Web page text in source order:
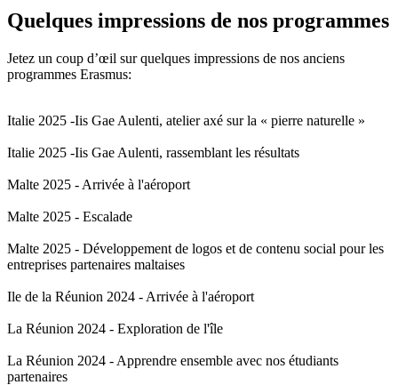
Quelques impressions de nos programmes
Jetez un coup d’œil sur quelques impressions de nos anciens
programmes Erasmus:
Italie 2025 -Iis Gae Aulenti, atelier axé sur la « pierre naturelle »
Italie 2025 -Iis Gae Aulenti, rassemblant les résultats
Malte 2025 - Arrivée à l'aéroport
Malte 2025 - Escalade
Malte 2025 - Développement de logos et de contenu social pour les
entreprises partenaires maltaises
Ile de la Réunion 2024 - Arrivée à l'aéroport
La Réunion 2024 - Exploration de l'île
La Réunion 2024 - Apprendre ensemble avec nos étudiants
partenaires